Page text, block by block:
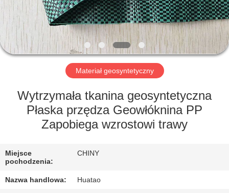
O
NAS
WYCIECZKA
FABRYCE
KONTROLA
SKONTAKTUJ
Materiał geosyntetyczny
Wytrzymała tkanina geosyntetyczna
Płaska przędza Geowłóknina PP
Zapobiega wzrostowi trawy
Miejsce
pochodzenia:
CHINY
Nazwa handlowa: Huatao